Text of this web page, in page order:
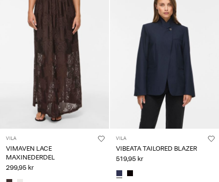
VILA
VIMAVEN LACE
MAXINEDERDEL
299,95 kr
VILA
VIBEATA TAILORED BLAZER
519,95 kr